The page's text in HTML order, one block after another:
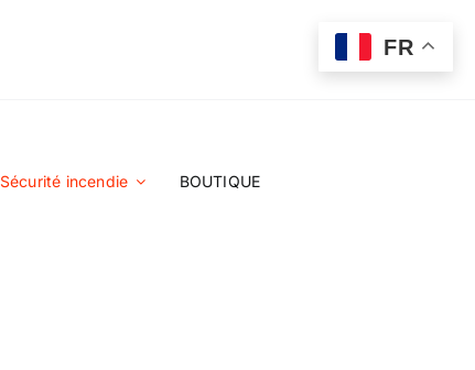
Sécurité incendie BOUTIQUE
FR